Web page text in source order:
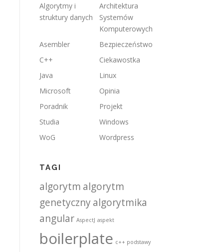
Algorytmy i
struktury danych
Architektura
Systemów
Komputerowych
Asembler
Bezpieczeństwo
C++
Ciekawostka
Java
Linux
Microsoft
Opinia
Poradnik
Projekt
Studia
Windows
WoG
Wordpress
TAGI
algorytm algorytm
genetycznyalgorytmika
angular AspectJ aspekt
boilerplate c++ podstawy